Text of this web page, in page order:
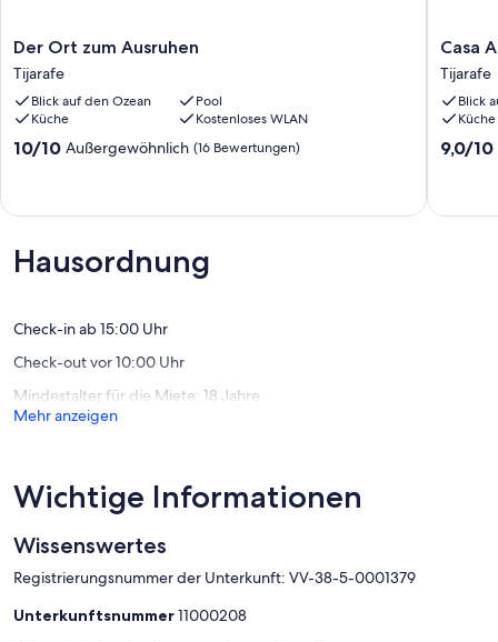
Der
Ort
zum
Ausruhen
Tijarafe
Der Ort zum Ausruhen
Tijarafe
Blick auf den Ozean
Pool
Küche
Kostenloses WLAN
10.0
Bewertungen)
10/10 Außergewöhnlich (16 Bewertungen)
Casa
en
Tijarafe
Tijarafe
Casa
Tijarafe
Blick
Küche
9.0
9,0/10
Hausordnung
Check-in ab 15:00 Uhr
Check-out vor 10:00 Uhr
Mindestalter für die Miete: 18 Jahre
Mehr anzeigen
Wichtige Informationen
Wissenswertes
Registrierungsnummer der Unterkunft: VV-38-5-0001379
Unterkunftsnummer11000208